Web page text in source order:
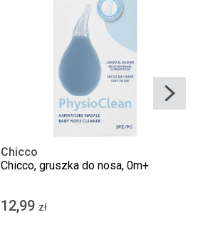
Chicco
Chicco, gruszka do nosa, 0m+
12,99 zł